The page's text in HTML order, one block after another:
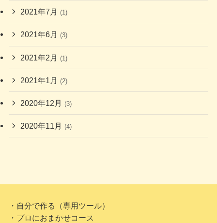
2021年7月 (1)
2021年6月 (3)
2021年2月 (1)
2021年1月 (2)
2020年12月 (3)
2020年11月 (4)
・自分で作る（専用ツール）
・プロにおまかせコース